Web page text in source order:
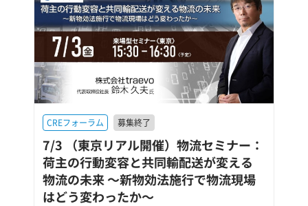
CREフォーラム 募集終了
7/3 （東京リアル開催）物流セミナー：
荷主の行動変容と共同輸配送が変える
物流の未来 ～新物効法施行で物流現場
はどう変わったか～